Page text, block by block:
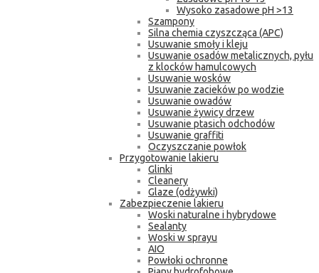
Wysoko zasadowe pH >13
Szampony
Silna chemia czyszcząca (APC)
Usuwanie smoły i kleju
Usuwanie osadów metalicznych, pyłu
z klocków hamulcowych
Usuwanie wosków
Usuwanie zacieków po wodzie
Usuwanie owadów
Usuwanie żywicy drzew
Usuwanie ptasich odchodów
Usuwanie graffiti
Oczyszczanie powłok
Przygotowanie lakieru
Glinki
Cleanery
Glaze (odżywki)
Zabezpieczenie lakieru
Woski naturalne i hybrydowe
Sealanty
Woski w sprayu
AIO
Powłoki ochronne